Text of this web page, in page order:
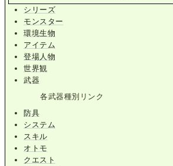
シリーズ
モンスター
環境生物
アイテム
登場人物
世界観
武器
各武器種別リンク
防具
システム
スキル
オトモ
クエスト